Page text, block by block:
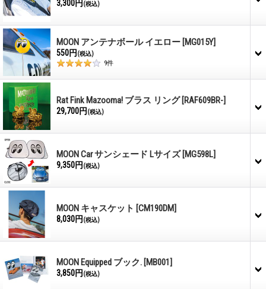
3,300円 (税込)
MOON アンテナボール イエロー [MG015Y]
550円(税込)
9件
Rat Fink Mazooma! ブラス リング [RAF609BR-]
29,700円(税込)
MOON Car サンシェード Lサイズ [MG598L]
9,350円(税込)
MOON キャスケット [CM190DM]
8,030円(税込)
MOON Equipped ブック. [MB001]
3,850円(税込)